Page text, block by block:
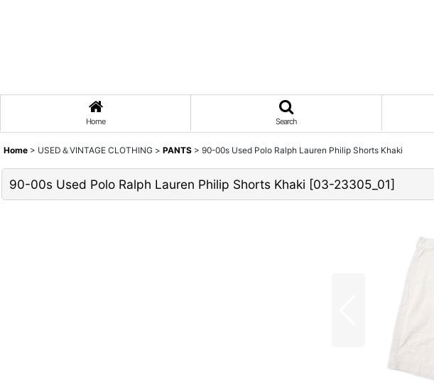
Home Search
Home > USED＆VINTAGE CLOTHING > PANTS > 90-00s Used Polo Ralph Lauren Philip Shorts Khaki
90-00s Used Polo Ralph Lauren Philip Shorts Khaki [03-23305_01]